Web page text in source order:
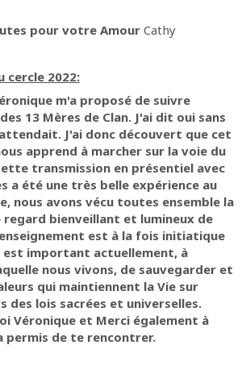
pour votre Amour Cathy
cercle 2022:
m'a proposé de suivre
13 Mères de Clan. J'ai dit oui sans
J'ai donc découvert que cet
apprend à marcher sur la voie du
transmission en présentiel avec
a été une très belle expérience au
nous avons vécu toutes ensemble la
bienveillant et lumineux de
est à la fois initiatique
est important actuellement, à
nous vivons, de sauvegarder et
qui maintiennent la Vie sur
des lois sacrées et universelles.
Véronique et Merci également à
permis de te rencontrer.